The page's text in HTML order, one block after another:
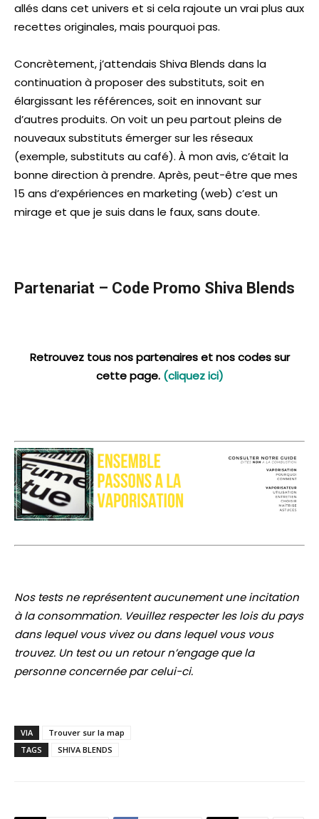
allés dans cet univers et si cela rajoute un vrai plus aux
recettes originales, mais pourquoi pas.
Concrètement, j’attendais Shiva Blends dans la
continuation à proposer des substituts, soit en
élargissant les références, soit en innovant sur
d’autres produits. On voit un peu partout pleins de
nouveaux substituts émerger sur les réseaux
(exemple, substituts au café). À mon avis, c’était la
bonne direction à prendre. Après, peut-être que mes
15 ans d’expériences en marketing (web) c’est un
mirage et que je suis dans le faux, sans doute.
Partenariat – Code Promo Shiva Blends
Retrouvez tous nos partenaires et nos codes sur
cette page. (cliquez ici)
Nos tests ne représentent aucunement une incitation
à la consommation. Veuillez respecter les lois du pays
dans lequel vous vivez ou dans lequel vous vous
trouvez. Un test ou un retour n’engage que la
personne concernée par celui-ci.
VIA
Trouver sur la map
TAGS
SHIVA BLENDS